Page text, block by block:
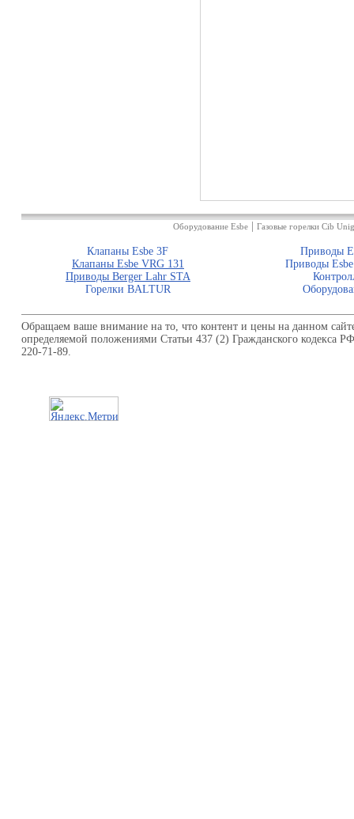
Оборудование Esbe Газовые горелки Cib
Клапаны Esbe 3F
Приводы
Клапаны Esbe VRG 131
Приводы
Приводы Berger Lahr STA
Горелки BALTUR
Обращаем ваше внимание на то, что контент и цены на данном
определяемой положениями Статьи 437 (2) Гражданского кодекса
220-71-89.